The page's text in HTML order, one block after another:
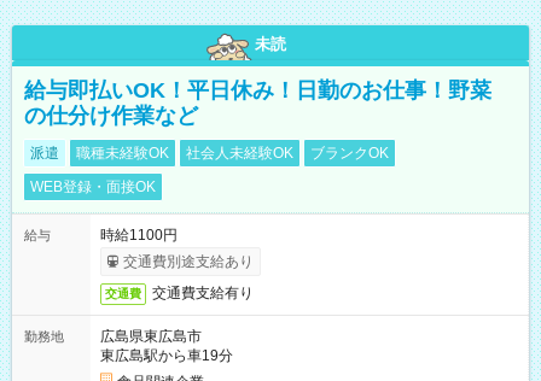
未読
給与即払いOK！平日休み！日勤のお仕事！野菜
の仕分け作業など
派遣 職種未経験OK 社会人未経験OK
ブランクOK
WEB登録・面接OK
給与
時給1100円
交通費別途支給あり
交通費 交通費支給有り
勤務地
広島県東広島市
東広島駅から車19分